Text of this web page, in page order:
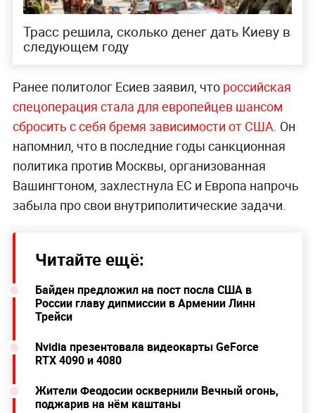
Трасс решила, сколько денег дать Киеву в
следующем году
Ранее политолог Есиев заявил, что российская
спецоперация стала для европейцев шансом
сбросить с себя бремя зависимости от США. Он
напомнил, что в последние годы санкционная
политика против Москвы, организованная
Вашингтоном, захлестнула ЕС и Европа напрочь
забыла про свои внутриполитические задачи.
Читайте ещё:
Байден предложил на пост посла США в
России главу дипмиссии в Армении Линн
Трейси
Nvidia презентовала видеокарты GeForce
RTX 4090 и 4080
Жители Феодосии осквернили Вечный огонь,
поджарив на нём каштаны